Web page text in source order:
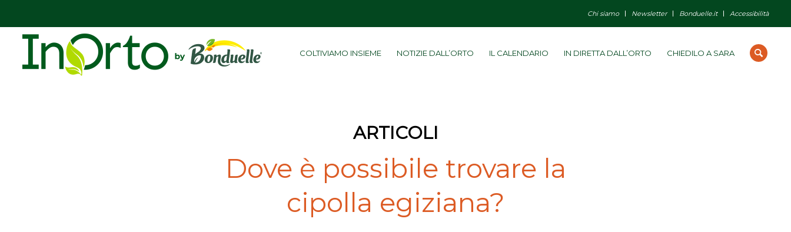
Chi siamo Newsletter Bonduelle.it Accessibilità
COLTIVIAMO INSIEME NOTIZIE DALL’ORTO IL CALENDARIO IN DIRETTA DALL’ORTO CHIEDILO A SARA
ARTICOLI
Dove è possibile trovare la
cipolla egiziana?